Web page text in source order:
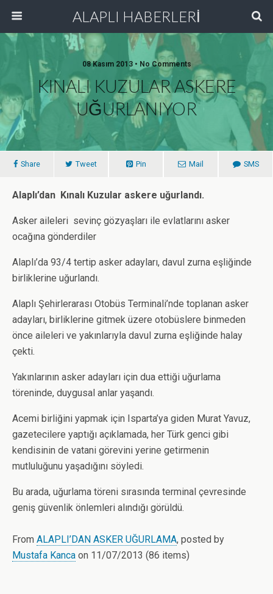
ALAPLI HABERLERİ
08 Kasım 2013 • No Comments
KINALI KUZULAR ASKERE
UĞURLANIYOR
Share Tweet Pin Mail SMS
Alaplı’dan Kınalı Kuzular askere uğurlandı.
Asker aileleri sevinç gözyaşları ile evlatlarını asker
ocağına gönderdiler
Alaplı’da 93/4 tertip asker adayları, davul zurna eşliğinde
birliklerine uğurlandı.
Alaplı Şehirlerarası Otobüs Terminali’nde toplanan asker
adayları, birliklerine gitmek üzere otobüslere binmeden
önce aileleri ve yakınlarıyla davul zurna eşliğinde halay
çekti.
Yakınlarının asker adayları için dua ettiği uğurlama
töreninde, duygusal anlar yaşandı.
Acemi birliğini yapmak için Isparta’ya giden Murat Yavuz,
gazetecilere yaptığı açıklamada, her Türk genci gibi
kendisinin de vatani görevini yerine getirmenin
mutluluğunu yaşadığını söyledi.
Bu arada, uğurlama töreni sırasında terminal çevresinde
geniş güvenlik önlemleri alındığı görüldü.
From ALAPLI’DAN ASKER UĞURLAMA, posted by
Mustafa Kanca on 11/07/2013 (86 items)